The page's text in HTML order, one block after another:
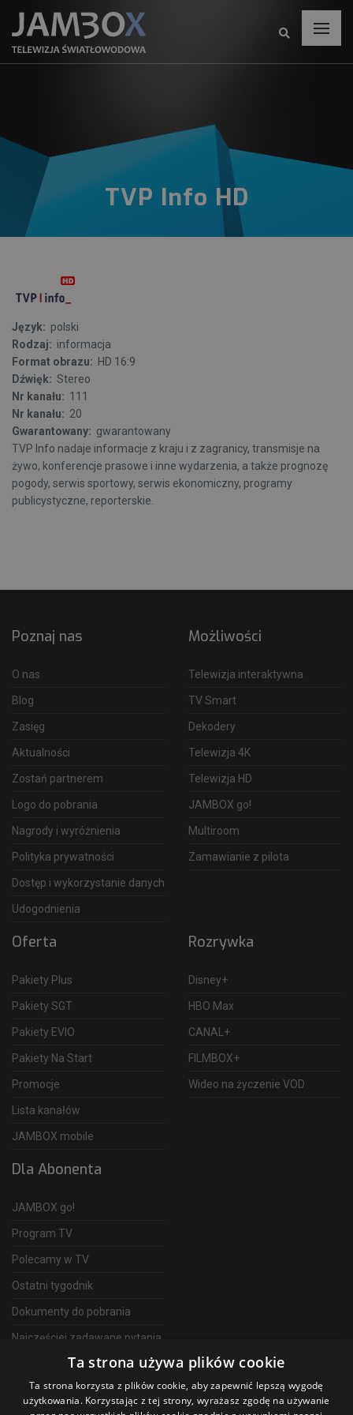
TVP Info HD
Język: polski
Rodzaj: informacja
Format obrazu: HD 16:9
Dźwięk: Stereo
Nr kanału: 111
Nr kanału: 20
Gwarantowany: gwarantowany
TVP Info nadaje informacje z kraju i z zagranicy, transmisje na
żywo, konferencje prasowe i inne wydarzenia, a także prognozę
pogody, serwis sportowy, serwis ekonomiczny, programy
publicystyczne, reporterskie.
Poznaj nas
O nas
Blog
Zasięg
Aktualności
Zostań partnerem
Logo do pobrania
Nagrody i wyróżnienia
Polityka prywatności
Dostęp i wykorzystanie danych
Udogodnienia
Możliwości
Telewizja interaktywna
TV Smart
Dekodery
Telewizja 4K
Telewizja HD
JAMBOX go!
Multiroom
Zamawianie z pilota
Oferta
Pakiety Plus
Pakiety SGT
Pakiety EVIO
Pakiety Na Start
Promocje
Lista kanałów
JAMBOX mobile
Rozrywka
Disney+
HBO Max
CANAL+
FILMBOX+
Wideo na życzenie VOD
Dla Abonenta
JAMBOX go!
Program TV
Polecamy w TV
Ostatni tygodnik
Dokumenty do pobrania
Najczęściej zadawane pytania
Telewizja Światłowodowa
Ta strona używa plików cookie
Ta strona korzysta z plików cookie, aby zapewnić lepszą wygodę
użytkowania. Korzystając z tej strony, wyrażasz zgodę na używanie